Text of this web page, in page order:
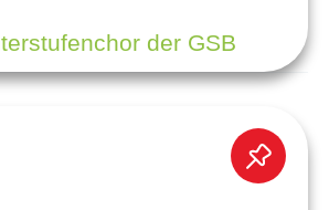
der GSB